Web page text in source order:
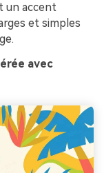
un accent
et simples
avec